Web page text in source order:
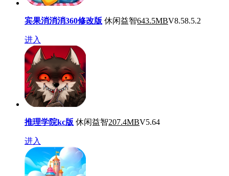
宾果消消消360修改版 休闲益智643.5MBV8.58.5.2
进入
推理学院kc版 休闲益智207.4MBV5.64
进入